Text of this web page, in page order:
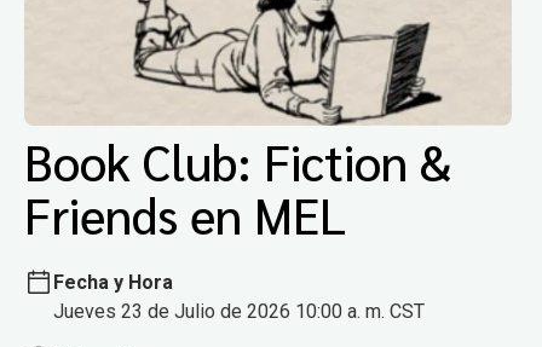
Book Club: Fiction &
Friends en MEL
Fecha y Hora
Jueves 23 de Julio de 2026 10:00 a. m. CST